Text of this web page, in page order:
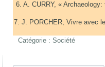
6. A. CURRY, «
7. J. PORCHER, Vivre avec
Catégorie :Société